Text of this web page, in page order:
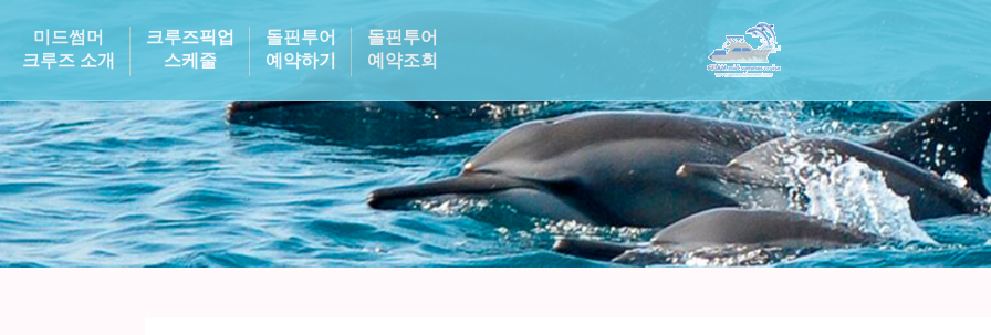
미드썸머
크루즈 소개
크루즈픽업
스케줄
돌핀투어
예약하기
돌핀투어
예약조회